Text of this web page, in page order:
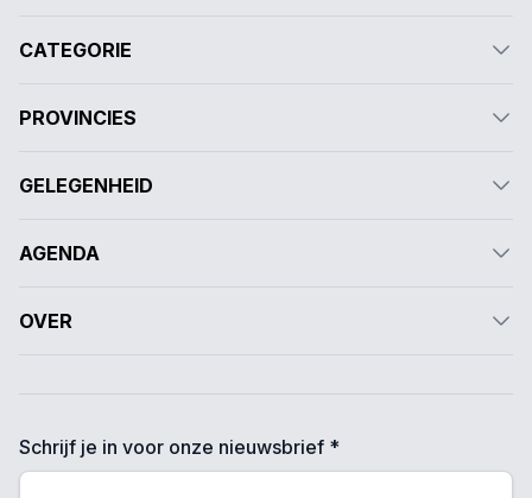
CATEGORIE
PROVINCIES
GELEGENHEID
AGENDA
OVER
Schrijf je in voor onze nieuwsbrief *